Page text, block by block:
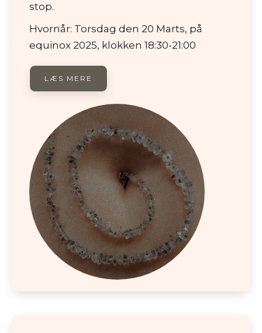
stop.
Hvornår: Torsdag den 20 Marts, på
equinox 2025, klokken 18:30-21:00
LÆS MERE